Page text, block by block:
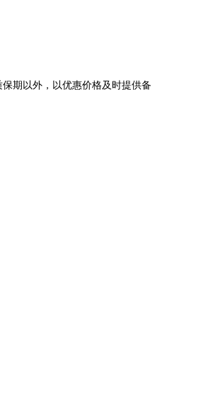
期以外，以优惠价格及时提供备